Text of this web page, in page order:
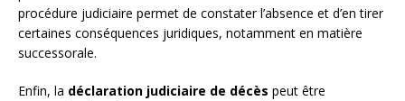
procédure judiciaire permet de constater l’absence et d’en tirer
certaines conséquences juridiques, notamment en matière
successorale.
Enfin, la déclaration judiciaire de décès peut être